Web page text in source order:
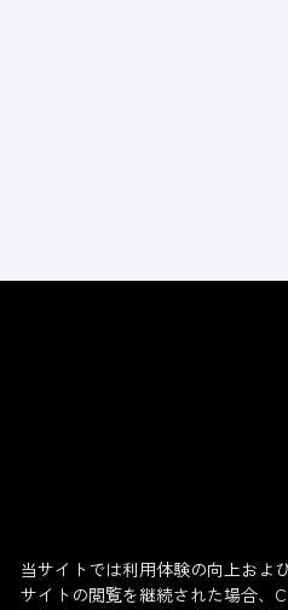
当サイトでは利用体験の向上およ
サイトの閲覧を継続された場合、